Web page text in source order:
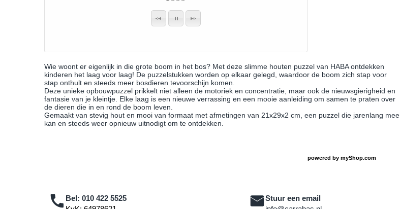
Wie woont er eigenlijk in die grote boom in het bos? Met deze slimme houten puzzel van HABA ontdekken
kinderen het laag voor laag! De puzzelstukken worden op elkaar gelegd, waardoor de boom zich stap voor
stap onthult en steeds meer bosdieren tevoorschijn komen.
Deze unieke opbouwpuzzel prikkelt niet alleen de motoriek en concentratie, maar ook de nieuwsgierigheid en
fantasie van je kleintje. Elke laag is een nieuwe verrassing en een mooie aanleiding om samen te praten over
de dieren die in en rond de boom leven.
Gemaakt van stevig hout en mooi van formaat met afmetingen van 21x29x2 cm, een puzzel die jarenlang mee
kan en steeds weer opnieuw uitnodigt om te ontdekken.
powered by myShop.com
Bel: 010 422 5525
Stuur een email